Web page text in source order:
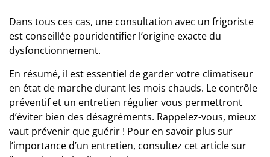
Dans tous ces cas, une consultation avec un frigoriste
est conseillée pouridentifier l’origine exacte du
dysfonctionnement.
En résumé, il est essentiel de garder votre climatiseur
en état de marche durant les mois chauds. Le contrôle
préventif et un entretien régulier vous permettront
d’éviter bien des désagréments. Rappelez-vous, mieux
vaut prévenir que guérir ! Pour en savoir plus sur
l’importance d’un entretien, consultez cet article sur